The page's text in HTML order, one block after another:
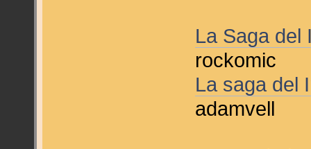
La Saga del
rockomic
La saga del
adamvell